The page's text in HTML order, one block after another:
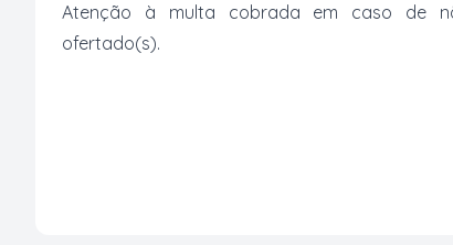
Atenção à multa cobrada em caso de
ofertado(s).